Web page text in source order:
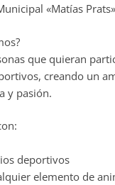
«Matías Prats»
que quieran
creando un
y pasión.
deportivos
elemento de